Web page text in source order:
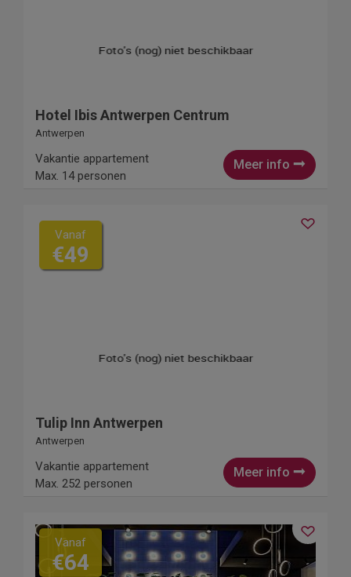
Hotel Ibis Antwerpen Centrum
Antwerpen
Meer info
Vakantie appartement
Max. 14 personen
Vanaf
€49
Tulip Inn Antwerpen
Antwerpen
Meer info
Vakantie appartement
Max. 252 personen
Vanaf
€64